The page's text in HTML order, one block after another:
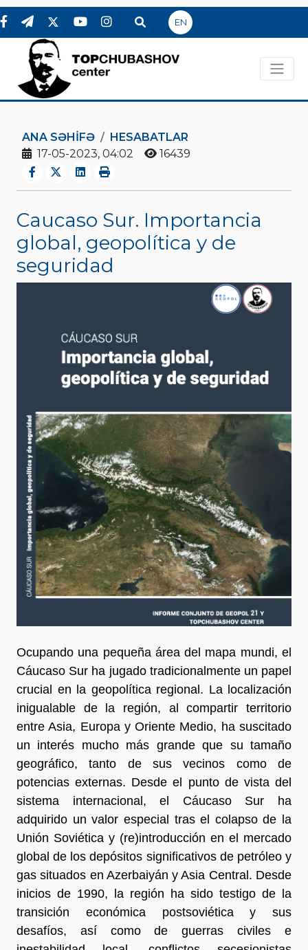
EN
ANA SƏHIFƏ
HESABATLAR
17-05-2023, 04:02
16439
Caucaso Sur. Importancia
global, geopolítica y de
seguridad
Ocupando una pequeña área del mapa mundi, el
Cáucaso Sur ha jugado tradicionalmente un papel
crucial en la geopolítica regional. La localización
inigualable de la región, al compartir territorio
entre Asia, Europa y Oriente Medio, ha suscitado
un interés mucho más grande que su tamaño
geográfico, tanto de sus vecinos como de
potencias externas. Desde el punto de vista del
sistema internacional, el Cáucaso Sur ha
adquirido un valor especial tras el colapso de la
Unión Soviética y (re)introducción en el mercado
global de los depósitos significativos de petróleo y
gas situados en Azerbaiyán y Asia Central. Desde
inicios de 1990, la región ha sido testigo de la
transición económica postsoviética y sus
desafíos, así como de guerras civiles e